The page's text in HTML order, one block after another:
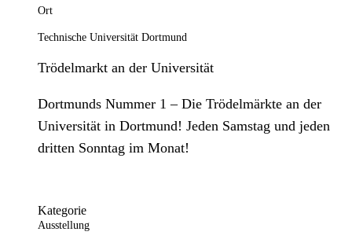
Ort
Technische Universität Dortmund
Trödelmarkt an der Universität
Dortmunds Nummer 1 – Die Trödelmärkte an der
Universität in Dortmund! Jeden Samstag und jeden
dritten Sonntag im Monat!
Kategorie
Ausstellung